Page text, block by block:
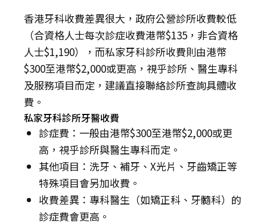
香港牙科收費差異很大，政府公營診所收費較低
（合資格人士每次診症收費港幣$135，非合資格
人士$1,190），而私家牙科診所收費則由港幣
$300至港幣$2,000或更高，視乎診所、醫生專科
及服務項目而定，建議直接聯絡診所查詢具體收
費。
私家牙科診所牙醫收費
診症費：一般由港幣$300至港幣$2,000或更
高，視乎診所與醫生專科而定。
其他項目：洗牙、補牙、X光片、牙齒矯正等
特殊項目會另加收費。
收費差異：專科醫生（如矯正科、牙髓科）的
診症費會更高。